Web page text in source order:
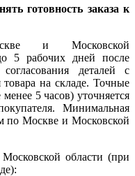
готовность заказа к
и Московской
5 рабочих дней после
деталей с
на складе. Точные
5 часов) уточняется
Минимальная
по Москве и Московской
области (при